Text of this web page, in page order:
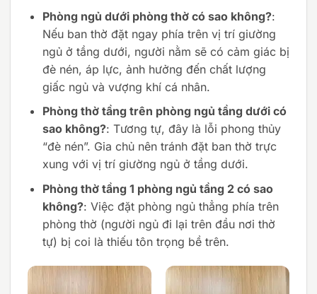
Phòng ngủ dưới phòng thờ có sao không?:
Nếu ban thờ đặt ngay phía trên vị trí giường
ngủ ở tầng dưới, người nằm sẽ có cảm giác bị
đè nén, áp lực, ảnh hưởng đến chất lượng
giấc ngủ và vượng khí cá nhân.
Phòng thờ tầng trên phòng ngủ tầng dưới có
sao không?: Tương tự, đây là lỗi phong thủy
“đè nén”. Gia chủ nên tránh đặt ban thờ trực
xung với vị trí giường ngủ ở tầng dưới.
Phòng thờ tầng 1 phòng ngủ tầng 2 có sao
không?: Việc đặt phòng ngủ thẳng phía trên
phòng thờ (người ngủ đi lại trên đầu nơi thờ
tự) bị coi là thiếu tôn trọng bề trên.